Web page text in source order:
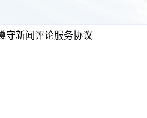
守新闻评论服务协议